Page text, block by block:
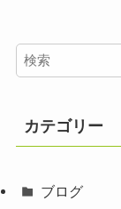
カテゴリー
ブログ